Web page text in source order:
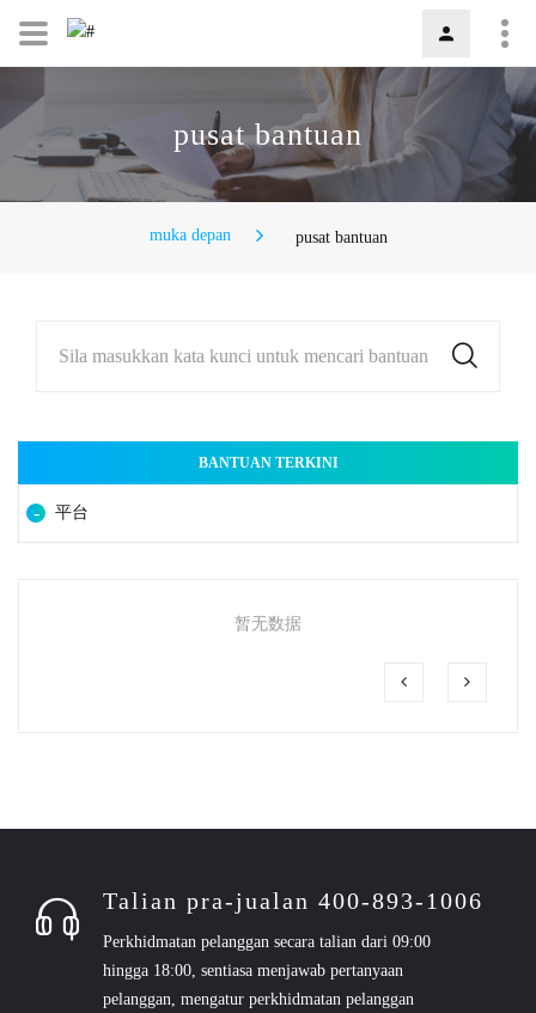
pusat bantuan
muka depan pusat bantuan
Sila masukkan kata kunci untuk mencari bantuan
BANTUAN TERKINI
平台
暂无数据
Talian pra-jualan 400-893-1006
Perkhidmatan pelanggan secara talian dari 09:00
hingga 18:00, sentiasa menjawab pertanyaan
pelanggan, mengatur perkhidmatan pelanggan